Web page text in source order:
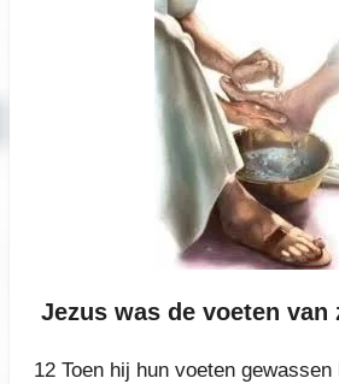
Jezus was de voeten
12 Toen hij hun voeten